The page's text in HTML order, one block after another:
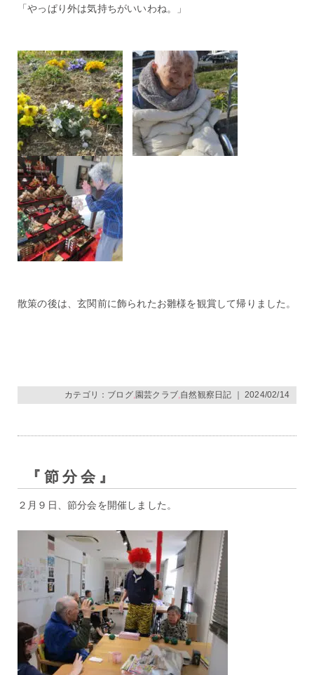
「やっぱり外は気持ちがいいわね。」
散策の後は、玄関前に飾られたお雛様を観賞して帰りました。
カテゴリ： ブログ, 園芸クラブ, 自然観察日記 ｜ 2024/02/14
『節分会』
２月９日、節分会を開催しました。